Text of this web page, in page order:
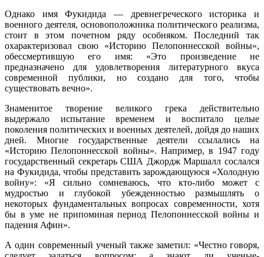
Однако имя Фукидида — древнегреческого историка и
военного деятеля, основоположника политического реализма,
стоит в этом почетном ряду особняком. Последний так
охарактеризовал свою «Историю Пелопоннесской войны»,
обессмертившую его имя: «Это произведение не
предназначено для удовлетворения литературного вкуса
современной публики, но создано для того, чтобы
существовать вечно».
Знаменитое творение великого грека действительно
выдержало испытание временем и воспитало целые
поколения политических и военных деятелей, дойдя до наших
дней. Многие государственные деятели ссылались на
«Историю Пелопоннесской войны». Например, в 1947 году
государственный секретарь США Джордж Маршалл сослался
на Фукидида, чтобы представить зарождающуюся «Холодную
войну»: «Я сильно сомневаюсь, что кто-либо может с
мудростью и глубокой убежденностью размышлять о
некоторых фундаментальных вопросах современности, хотя
бы в уме не припоминая период Пелопоннесской войны и
падения Афин».
А один современный ученый также заметил: «Честно говоря,